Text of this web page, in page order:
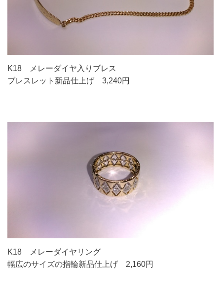
K18 メレーダイヤ入りブレス
ブレスレット新品仕上げ 3,240円
K18 メレーダイヤ リング
幅広のサイズの指輪新品仕上げ 2,160円